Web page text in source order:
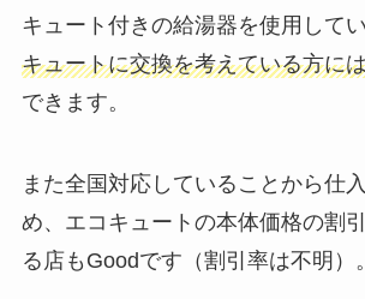
キュート付きの給湯器を使用して
キュートに交換を考えている方に
できます。
また全国対応していることから仕
め、エコキュートの本体価格の割
る店もGoodです（割引率は不明）。